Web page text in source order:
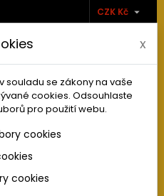
CZK Kč 
 shopping_cart0
x
souladu se zákony na vaše
cookies. Odsouhlaste
pro použití webu.
cookies
cookies